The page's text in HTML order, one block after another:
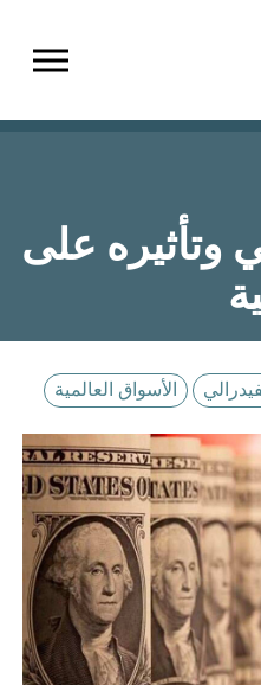
وتأثيره على
الأسواق العالمية